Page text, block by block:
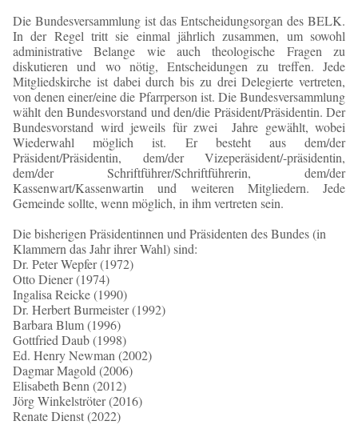
Die Bundesversammlung ist das Entscheidungsorgan des BELK.
In der Regel tritt sie einmal jährlich zusammen, um sowohl
administrative Belange wie auch theologische Fragen zu
diskutieren und wo nötig, Entscheidungen zu treffen. Jede
Mitgliedskirche ist dabei durch bis zu drei Delegierte vertreten,
von denen einer/eine die Pfarrperson ist. Die Bundesversammlung
wählt den Bundesvorstand und den/die Präsident/Präsidentin. Der
Bundesvorstand wird jeweils für zwei Jahre gewählt, wobei
Wiederwahl möglich ist. Er besteht aus dem/der
Präsident/Präsidentin, dem/der Vizeperäsident/-präsidentin,
dem/der Schriftführer/Schriftführerin, dem/der
Kassenwart/Kassenwartin und weiteren Mitgliedern. Jede
Gemeinde sollte, wenn möglich, in ihm vertreten sein.
Die bisherigen Präsidentinnen und Präsidenten des Bundes (in
Klammern das Jahr ihrer Wahl) sind:
Dr. Peter Wepfer (1972)
Otto Diener (1974)
Ingalisa Reicke (1990)
Dr. Herbert Burmeister (1992)
Barbara Blum (1996)
Gottfried Daub (1998)
Ed. Henry Newman (2002)
Dagmar Magold (2006)
Elisabeth Benn (2012)
Jörg Winkelströter (2016)
Renate Dienst (2022)